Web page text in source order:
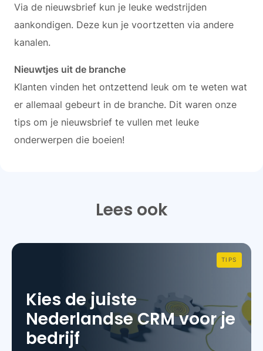
Via de nieuwsbrief kun je leuke wedstrijden
aankondigen. Deze kun je voortzetten via andere
kanalen.
Nieuwtjes uit de branche
Klanten vinden het ontzettend leuk om te weten wat
er allemaal gebeurt in de branche. Dit waren onze
tips om je nieuwsbrief te vullen met leuke
onderwerpen die boeien!
Lees ook
TIPS
Kies de juiste
Nederlandse CRM voor je
bedrijf